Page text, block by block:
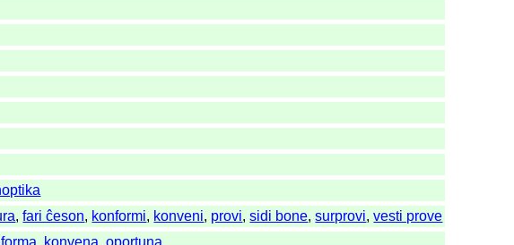
,fari ĉeson, konformi, konveni, provi,sidi bone,surprovi,vesti prove